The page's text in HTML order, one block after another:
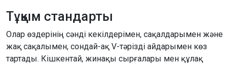
Тұқым стандарты
Олар өздерінің сәнді кекілдерімен, сақалдарымен және
жақ сақалымен, сондай-ақ V-тәрізді айдарымен көз
тартады. Кішкентай, жинақы сырғалары мен құлақ